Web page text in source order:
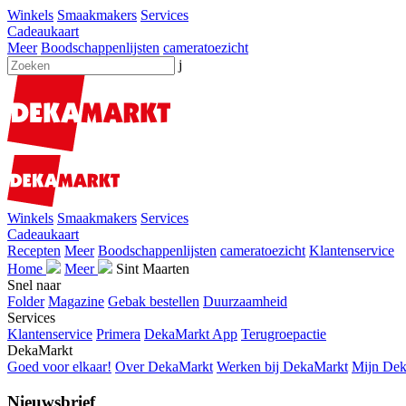
Winkels Smaakmakers Services
Cadeaukaart
Meer Boodschappenlijsten cameratoezicht
j
Winkels Smaakmakers Services
Cadeaukaart
Recepten Meer Boodschappenlijsten cameratoezicht Klantenservice
Home
Meer
Sint Maarten
Snel naar
Folder Magazine Gebak bestellen Duurzaamheid
Services
Klantenservice Primera DekaMarkt App Terugroepactie
DekaMarkt
Goed voor elkaar! Over DekaMarkt Werken bij DekaMarkt Mijn
Nieuwsbrief